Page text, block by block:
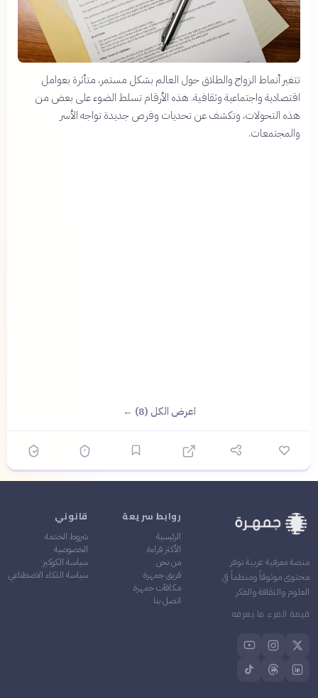
تتغير أنماط الزواج والطلاق حول العالم بشكل مستمر، متأثرة بعوامل
اقتصادية واجتماعية وثقافية. هذه الأرقام تسلط الضوء على بعض من
هذه التحولات، وتكشف عن تحديات وفرص جديدة تواجه الأسر
والمجتمعات.
اعرض الكل (8) ←
منصة معرفية عربية توفر
محتوى موثوقاً ومنظماً في
العلوم والثقافة والفكر
قيمة المرء ما يعرفه
روابط سريعة
الرئيسية
الأكثر قراءة
من نحن
فريق جمهرة
مكافآت جمهرة
اتصل بنا
قانوني
شروط الخدمة
الخصوصية
سياسة الكوكيز
سياسة الذكاء الاصطناعي